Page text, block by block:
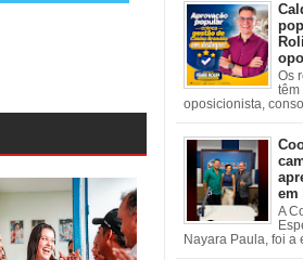
Os
têm
oposicionista,
em
A
Nayara Paula, foi a